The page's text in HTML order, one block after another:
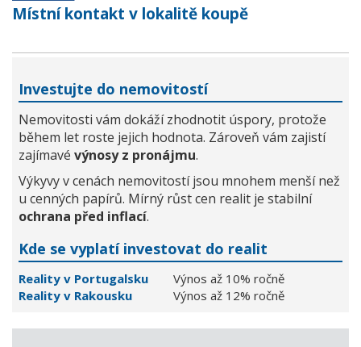
Místní kontakt v lokalitě koupě
Investujte do nemovitostí
Nemovitosti vám dokáží zhodnotit úspory, protože
během let roste jejich hodnota. Zároveň vám zajistí
zajímavé výnosy z pronájmu.
Výkyvy v cenách nemovitostí jsou mnohem menší než
u cenných papírů. Mírný růst cen realit je stabilní
ochrana před inflací.
Kde se vyplatí investovat do realit
Reality v Portugalsku
Výnos až 10% ročně
Reality v Rakousku
Výnos až 12% ročně